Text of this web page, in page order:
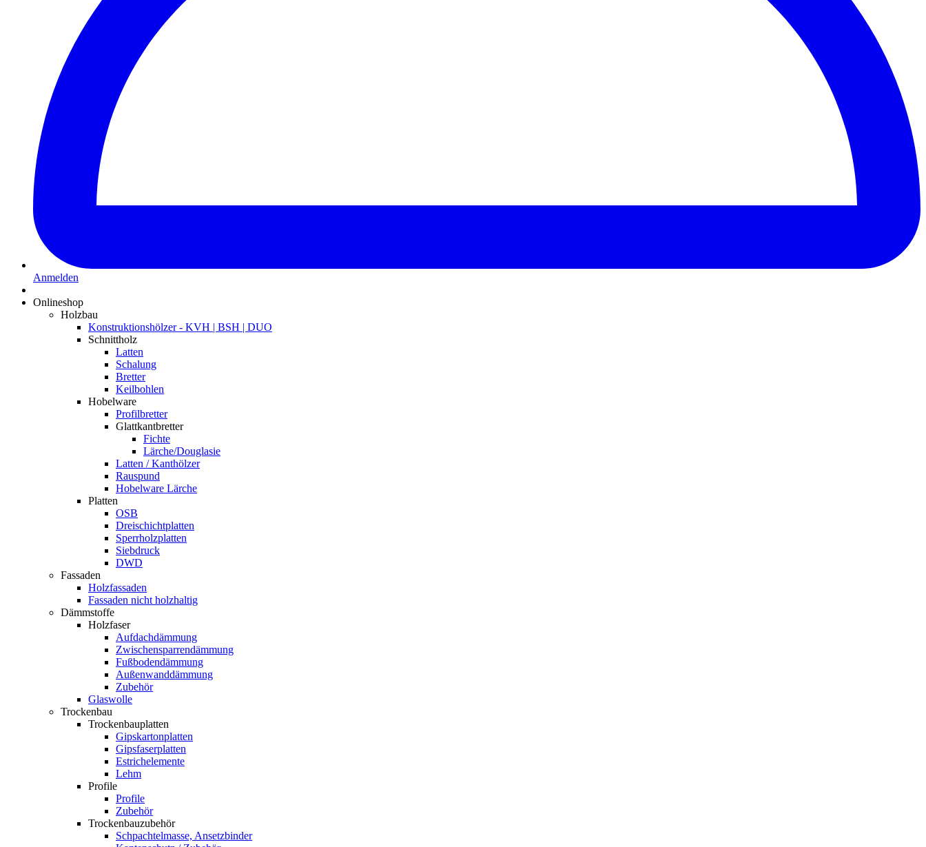
Anmelden
Onlineshop
Holzbau
Konstruktionshölzer - KVH | BSH | DUO
Schnittholz
Latten
Schalung
Bretter
Keilbohlen
Hobelware
Profilbretter
Glattkantbretter
Fichte
Lärche/Douglasie
Latten / Kanthölzer
Rauspund
Hobelware Lärche
Platten
OSB
Dreischichtplatten
Sperrholzplatten
Siebdruck
DWD
Fassaden
Holzfassaden
Fassaden nicht holzhaltig
Dämmstoffe
Holzfaser
Aufdachdämmung
Zwischensparrendämmung
Fußbodendämmung
Außenwanddämmung
Zubehör
Glaswolle
Trockenbau
Trockenbauplatten
Gipskartonplatten
Gipsfaserplatten
Estrichelemente
Lehm
Profile
Profile
Zubehör
Trockenbauzubehör
Schpachtelmasse, Ansetzbinder